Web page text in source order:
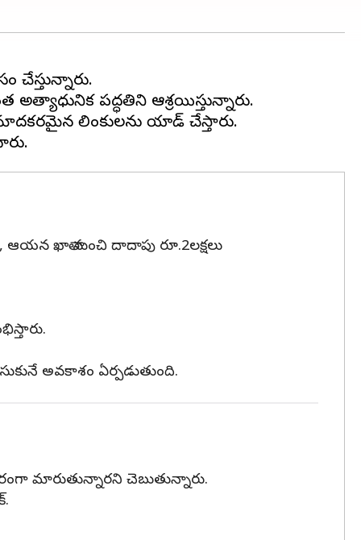
చేస్తున్నారు.
పద్ధతిని ఆశ్రయిస్తున్నారు.
లింకులను యాడ్ చేస్తారు.
ఖాతా నుంచి దాదాపు రూ.2లక్షలు
అవకాశం ఏర్పడుతుంది.
మారుతున్నారని చెబుతున్నారు.